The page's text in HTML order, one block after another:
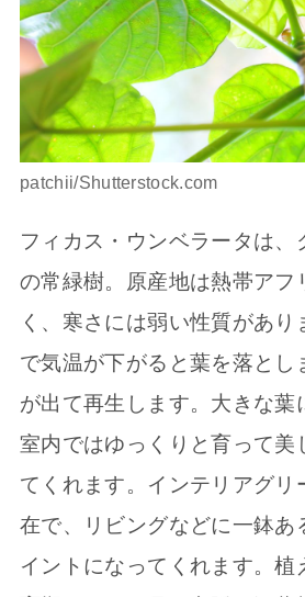
patchii/Shutterstock.com
フィカス・ウンベラータは、
の常緑樹。原産地は熱帯アフ
く、寒さには弱い性質があ
で気温が下がると葉を落とし
が出て再生します。大きな葉
室内ではゆっくりと育って美
てくれます。インテリアグリ
在で、リビングなどに一鉢あ
イントになってくれます。植